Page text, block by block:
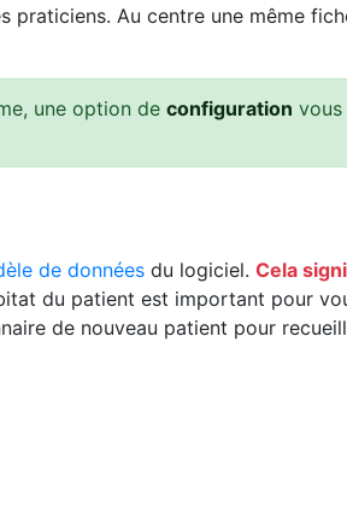
praticiens. Au centre une même
une option de configuration
de données du logiciel. Cela
du patient est important pour
de nouveau patient pour